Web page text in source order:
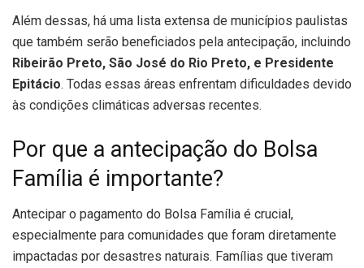
Além dessas, há uma lista extensa de municípios paulistas
que também serão beneficiados pela antecipação, incluindo
Ribeirão Preto, São José do Rio Preto, e Presidente
Epitácio. Todas essas áreas enfrentam dificuldades devido
às condições climáticas adversas recentes.
Por que a antecipação do Bolsa
Família é importante?
Antecipar o pagamento do Bolsa Família é crucial,
especialmente para comunidades que foram diretamente
impactadas por desastres naturais. Famílias que tiveram